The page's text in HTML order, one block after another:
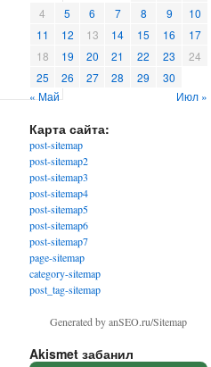
4
5 6 7 8 9
10
11
12 13 14 15 16
17
18
19 20 21 22 23
24
25
26 27 28 29
30
« Май
Июл »
Карта сайта:
post-sitemap
post-sitemap2
post-sitemap3
post-sitemap4
post-sitemap5
post-sitemap6
post-sitemap7
page-sitemap
category-sitemap
post_tag-sitemap
Generated by anSEO.ru/Sitemap
Akismet забанил